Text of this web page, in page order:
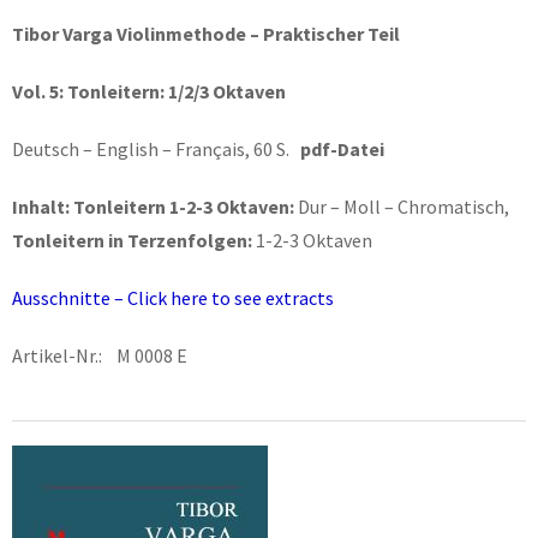
Tibor Varga Violinmethode – Praktischer Teil
Vol. 5: Tonleitern: 1/2/3 Oktaven
Deutsch – English – Français, 60 S. pdf-Datei
Inhalt: Tonleitern 1-2-3 Oktaven: Dur – Moll – Chromatisch,
Tonleitern in Terzenfolgen: 1-2-3 Oktaven
Ausschnitte – Click here to see extracts
Artikel-Nr.: M 0008 E